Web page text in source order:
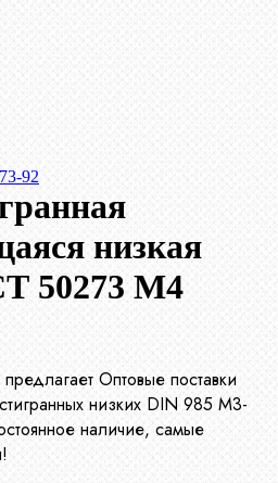
92
низкая
50273 М4
Оптовые поставки
низких DIN 985 М3-
наличие, самые